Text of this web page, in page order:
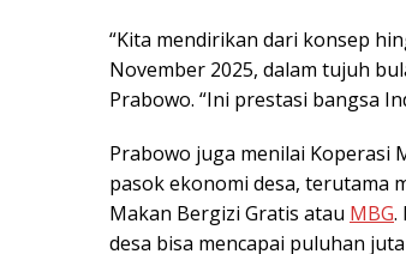
“Kita mendirikan dari konsep
November 2025, dalam tujuh
Prabowo. “Ini prestasi bangsa
Prabowo juga menilai Koperasi
pasok ekonomi desa, terutama
Makan Bergizi Gratis atau MBG.
desa bisa mencapai puluhan